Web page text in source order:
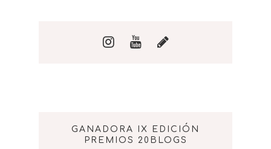
GANADORA IX EDICIÓN
PREMIOS 20BLOGS